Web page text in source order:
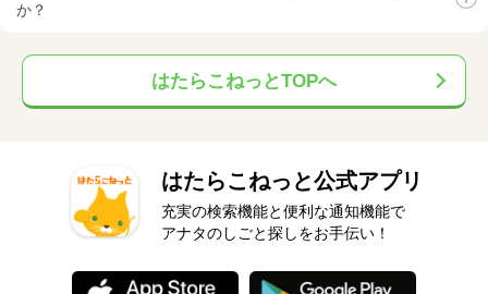
か？
はたらこねっとTOPへ
はたらこねっと公式アプリ
充実の検索機能と便利な通知機能で
アナタのしごと探しをお手伝い！